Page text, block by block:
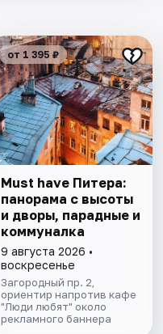
от 1 395 ₽
Must have Питера:
панорама с высоты
и дворы, парадные и
коммуналка
9 августа 2026 •
воскресенье
Загородный пр. 2,
ориентир напротив кафе
"Люди любят" около
рекламного баннера